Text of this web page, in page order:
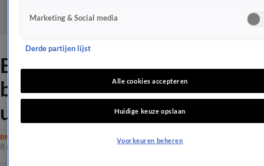
Erikah Karst geëmotioneerd
bij terugzien beelden
uitvaart van broer René
BN'ERS
8 mrt 2026, 09:13
Marketing & Social media
Derde partijen lijst
Alle cookies accepteren
Huidige keuze opslaan
Voorkeuren beheren